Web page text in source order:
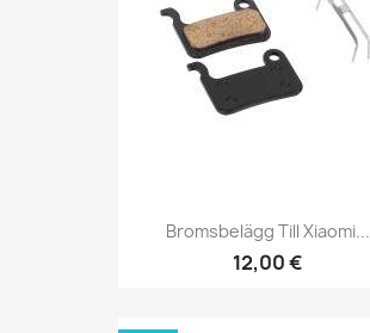
Bromsbelägg Till Xiaomi...
12,00 €